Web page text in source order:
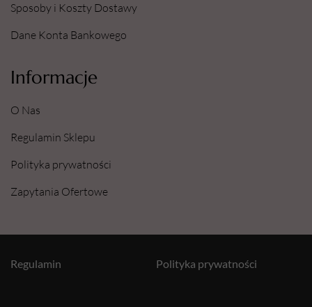
Sposoby i Koszty Dostawy
Dane Konta Bankowego
Informacje
O Nas
Regulamin Sklepu
Polityka prywatności
Zapytania Ofertowe
Polityka prywatności
Regulamin